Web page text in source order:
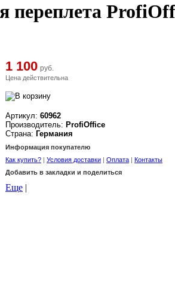
переплета
1 100 руб.
Цена действительна
Артикул: 60962
Производитель: ProfiOffice
Страна: Германия
Информация покупателю
Как купить? | Условия доставки | Оплата | Контакты
Добавить в закладки и поделиться
Еще |